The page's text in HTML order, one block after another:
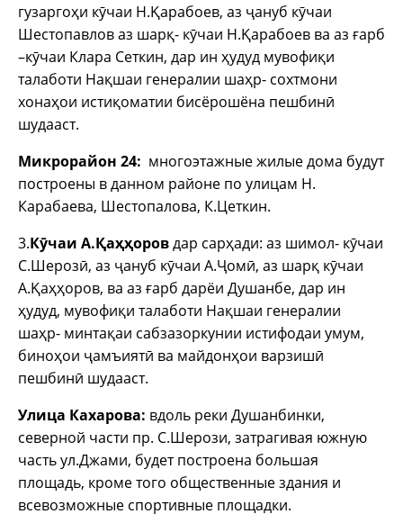
гузаргоҳи кӯчаи Н.Қарабоев, аз ҷануб кӯчаи
Шестопавлов аз шарқ- кӯчаи Н.Қарабоев ва аз ғарб
–кӯчаи Клара Сеткин, дар ин ҳудуд мувофиқи
талаботи Нақшаи генералии шаҳр- сохтмони
хонаҳои истиқоматии бисёрошёна пешбинӣ
шудааст.
Микрорайон 24: многоэтажные жилые дома будут
построены в данном районе по улицам Н.
Карабаева, Шестопалова, К.Цеткин.
3.Кӯчаи А.Қаҳҳоровдар сарҳади: аз шимол- кӯчаи
С.Шерозӣ, аз ҷануб кӯчаи А.Ҷомӣ, аз шарқ кӯчаи
А.Қаҳҳоров, ва аз ғарб дарёи Душанбе, дар ин
ҳудуд, мувофиқи талаботи Нақшаи генералии
шаҳр- минтақаи сабзазоркунии истифодаи умум,
биноҳои ҷамъиятӣ ва майдонҳои варзишӣ
пешбинӣ шудааст.
Улица Кахарова: вдоль реки Душанбинки,
северной части пр. С.Шерози, затрагивая южную
часть ул.Джами, будет построена большая
площадь, кроме того общественные здания и
всевозможные спортивные площадки.